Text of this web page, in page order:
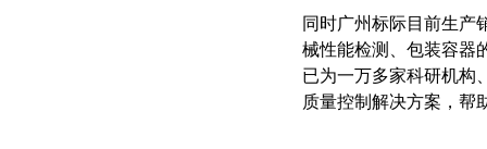
同时广州标际目前生产
械性能检测、包装容器
已为一万多家科研机构
质量控制解决方案，帮